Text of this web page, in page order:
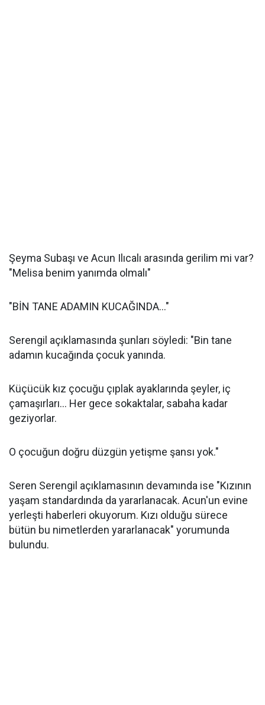
Şeyma Subaşı ve Acun Ilıcalı arasında gerilim mi var?
"Melisa benim yanımda olmalı"
"BİN TANE ADAMIN KUCAĞINDA..."
Serengil açıklamasında şunları söyledi: "Bin tane
adamın kucağında çocuk yanında.
Küçücük kız çocuğu çıplak ayaklarında şeyler, iç
çamaşırları... Her gece sokaktalar, sabaha kadar
geziyorlar.
O çocuğun doğru düzgün yetişme şansı yok."
Seren Serengil açıklamasının devamında ise "Kızının
yaşam standardında da yararlanacak. Acun'un evine
yerleşti haberleri okuyorum. Kızı olduğu sürece
bütün bu nimetlerden yararlanacak" yorumunda
bulundu.